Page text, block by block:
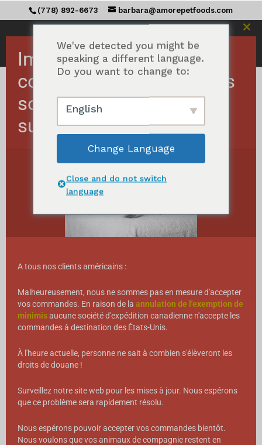
(778) 892-6673 barbara@amorepetfoods.com
Accueil /Tous les MEGA morsels™
/ Cat
MEGA morsels™
Chat MEGA morsels™
Afficher tous les résultats de 6Classés
par
We've detected you might be
speaking a different language.
Do you want to change to:
English
Change Language
Close and do not switch
language
Important ! Les
commandes américaines
sont temporairement
suspendues.
A tous nos clients américains :
Malheureusement, nous ne sommes pas en mesure d'accepter
vos commandes. En raison de la annulation de l'exemption de
minimisaucune société d'expédition canadienne n'accepte les
commandes à destination des États-Unis.
À l'heure actuelle, personne ne sait à combien s'élèveront les
droits de douane !
Surveillez notre site web pour les mises à jour. Nous espérons
que ce problème sera rapidement résolu.
Nous espérons pouvoir accepter vos commandes bientôt.
Nous voulons que vos animaux de compagnie restent en